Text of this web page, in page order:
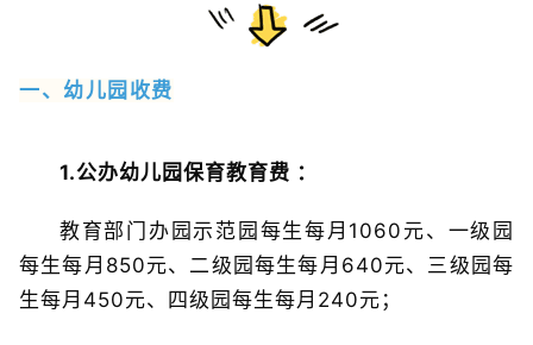
一、幼儿园收费
1.公办幼儿园保育教育费 ：
教育部门办园示范园每生每月1060元、一级园
每生每月850元、二级园每生每月640元、三级园每
生每月450元、四级园每生每月240元；